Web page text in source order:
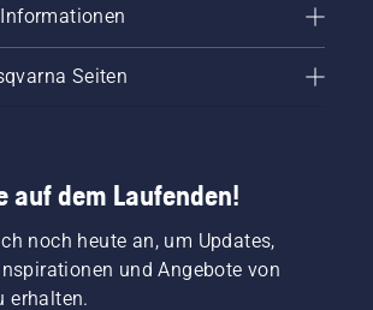
Seiten
auf dem Laufenden!
noch heute an, um Updates,
und Angebote von
erhalten.